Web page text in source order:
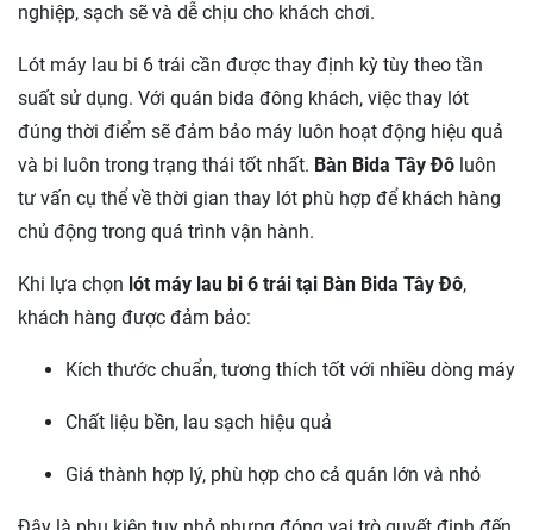
nghiệp, sạch sẽ và dễ chịu cho khách chơi.
Lót máy lau bi 6 trái cần được thay định kỳ tùy theo tần
suất sử dụng. Với quán bida đông khách, việc thay lót
đúng thời điểm sẽ đảm bảo máy luôn hoạt động hiệu quả
và bi luôn trong trạng thái tốt nhất. Bàn Bida Tây Đô luôn
tư vấn cụ thể về thời gian thay lót phù hợp để khách hàng
chủ động trong quá trình vận hành.
Khi lựa chọn lót máy lau bi 6 trái tại Bàn Bida Tây Đô,
khách hàng được đảm bảo:
Kích thước chuẩn, tương thích tốt với nhiều dòng máy
Chất liệu bền, lau sạch hiệu quả
Giá thành hợp lý, phù hợp cho cả quán lớn và nhỏ